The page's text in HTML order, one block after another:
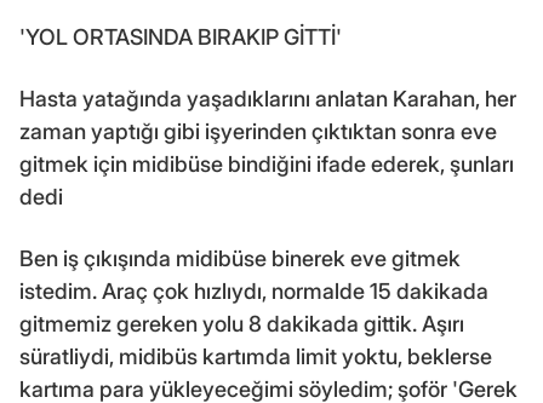
'YOL ORTASINDA BIRAKIP GİTTİ'
Hasta yatağında yaşadıklarını anlatan Karahan, her
zaman yaptığı gibi işyerinden çıktıktan sonra eve
gitmek için midibüse bindiğini ifade ederek, şunları
dedi
Ben iş çıkışında midibüse binerek eve gitmek
istedim. Araç çok hızlıydı, normalde 15 dakikada
gitmemiz gereken yolu 8 dakikada gittik. Aşırı
süratliydi, midibüs kartımda limit yoktu, beklerse
kartıma para yükleyeceğimi söyledim; şoför 'Gerek